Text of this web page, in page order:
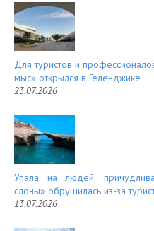
Для туристов и
мыс» открылся в Геленджике
23.07.2026
Упала на людей:
слоны» обрушилась из-за
13.07.2026